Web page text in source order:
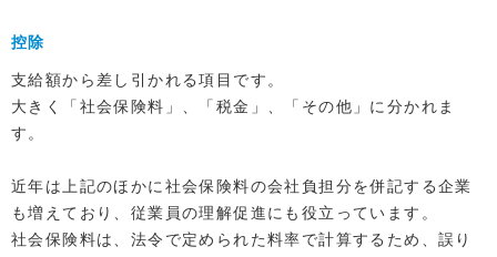
控除
支給額から差し引かれる項目です。
大きく「社会保険料」、「税金」、「その他」に分かれま
す。
近年は上記のほかに社会保険料の会社負担分を併記する企業
も増えており、従業員の理解促進にも役立っています。
社会保険料は、法令で定められた料率で計算するため、誤り